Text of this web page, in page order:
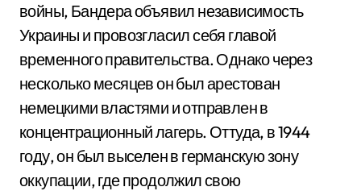
войны, Бандера объявил независимость
Украины и провозгласил себя главой
временного правительства. Однако через
несколько месяцев он был арестован
немецкими властями и отправлен в
концентрационный лагерь. Оттуда, в 1944
году, он был выселен в германскую зону
оккупации, где продолжил свою